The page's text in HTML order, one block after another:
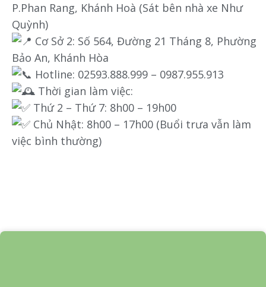
P.Phan Rang, Khánh Hoà (Sát bên nhà xe Như
Quỳnh)
Cơ Sở 2: Số 564, Đường 21 Tháng 8, Phường
Bảo An, Khánh Hòa
Hotline: 02593.888.999 – 0987.955.913
Thời gian làm việc:
Thứ 2 – Thứ 7: 8h00 – 19h00
Chủ Nhật: 8h00 – 17h00 (Buổi trưa vẫn làm
việc bình thường)